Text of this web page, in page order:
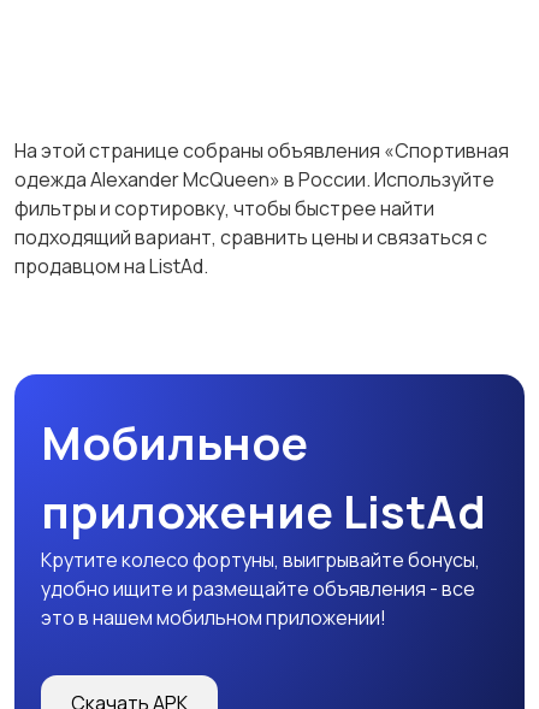
Другое
На этой странице собраны объявления «Спортивная
одежда Alexander McQueen» в России. Используйте
фильтры и сортировку, чтобы быстрее найти
подходящий вариант, сравнить цены и связаться с
продавцом на ListAd.
Мобильное
приложение ListAd
Крутите колесо фортуны, выигрывайте бонусы,
удобно ищите и размещайте объявления - все
это в нашем мобильном приложении!
Скачать APK